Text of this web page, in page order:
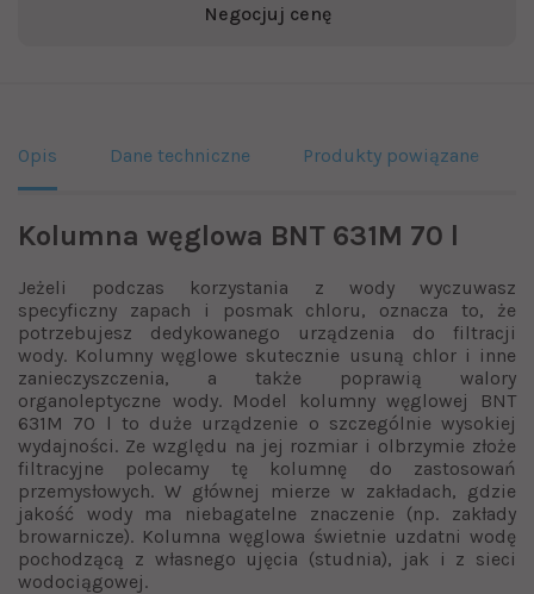
Negocjuj cenę
Opis Dane techniczne Produkty powiązane
Kolumna węglowa BNT 631M 70 l
Jeżeli podczas korzystania z wody wyczuwasz
specyficzny zapach i posmak chloru, oznacza to, że
potrzebujesz dedykowanego urządzenia do filtracji
wody. Kolumny węglowe skutecznie usuną chlor i inne
zanieczyszczenia, a także poprawią walory
organoleptyczne wody. Model kolumny węglowej BNT
631M 70 l to duże urządzenie o szczególnie wysokiej
wydajności. Ze względu na jej rozmiar i olbrzymie złoże
filtracyjne polecamy tę kolumnę do zastosowań
przemysłowych. W głównej mierze w zakładach, gdzie
jakość wody ma niebagatelne znaczenie (np. zakłady
browarnicze). Kolumna węglowa świetnie uzdatni wodę
pochodzącą z własnego ujęcia (studnia), jak i z sieci
wodociągowej.